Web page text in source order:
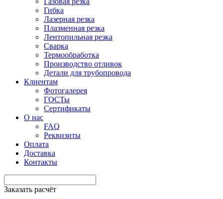
Гибка
Лазерная резка
Плазменная резка
Лентопильная резка
Сварка
Термообработка
Производство отливок
Детали для трубопровода
Клиентам
Фотогалерея
ГОСТы
Сертификаты
О нас
FAQ
Реквизиты
Оплата
Доставка
Контакты
Заказать расчёт